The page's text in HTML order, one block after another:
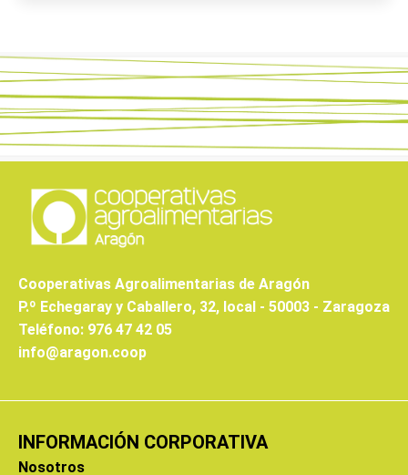
Cooperativas Agroalimentarias de Aragón
P.º Echegaray y Caballero, 32, local - 50003 - Zaragoza
Teléfono: 976 47 42 05
info@aragon.coop
INFORMACIÓN CORPORATIVA
Nosotros